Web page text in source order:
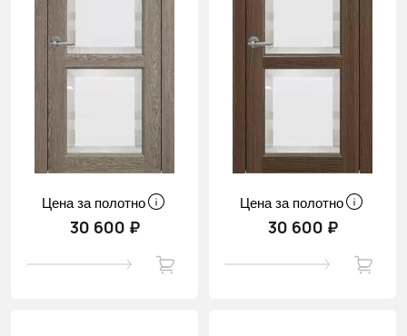
Цена за полотно
30 600 ₽
Цена за полотно
30 600 ₽